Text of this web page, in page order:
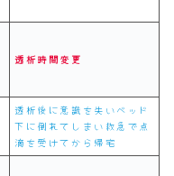
透析時間変更
透析後に意識を失いベッド
下に倒れてしまい救急で点
滴を受けてから帰宅